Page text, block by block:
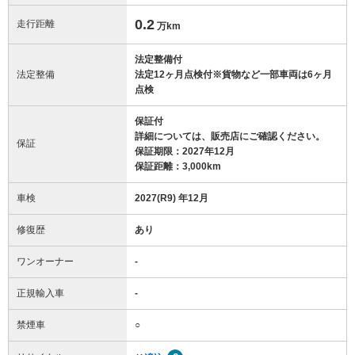
走行距離 0.2 万km
法定整備
法定整備付
法定12ヶ月点検付※貨物など一部車両は6ヶ月
点検
保証
保証付
詳細については、販売店にご確認ください。
保証期限：2027年12月
保証距離：3,000km
車検 2027(R9) 年12月
修復歴 あり
ワンオーナー -
正規輸入車 -
禁煙車 ○